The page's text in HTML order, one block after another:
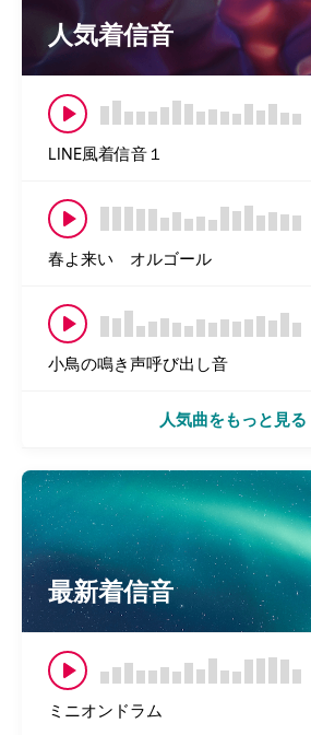
人気着信音
LINE風着信音１
春よ来い オルゴール
小鳥の鳴き声呼び出し音
人気曲をもっと見る
最新着信音
ミニオンドラム